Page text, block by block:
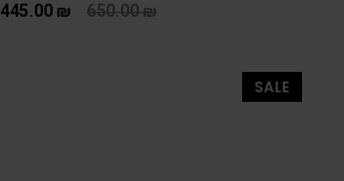
650.00₪
445.00 ₪
SALE